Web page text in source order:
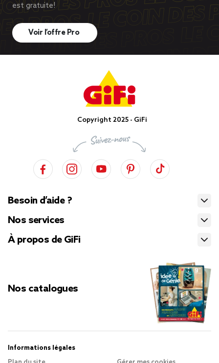
est gratuite!
Voir l’offre Pro
Copyright 2025 - GiFi
Besoin d’aide ?
Nos services
À propos de GiFi
Nos catalogues
Informations légales